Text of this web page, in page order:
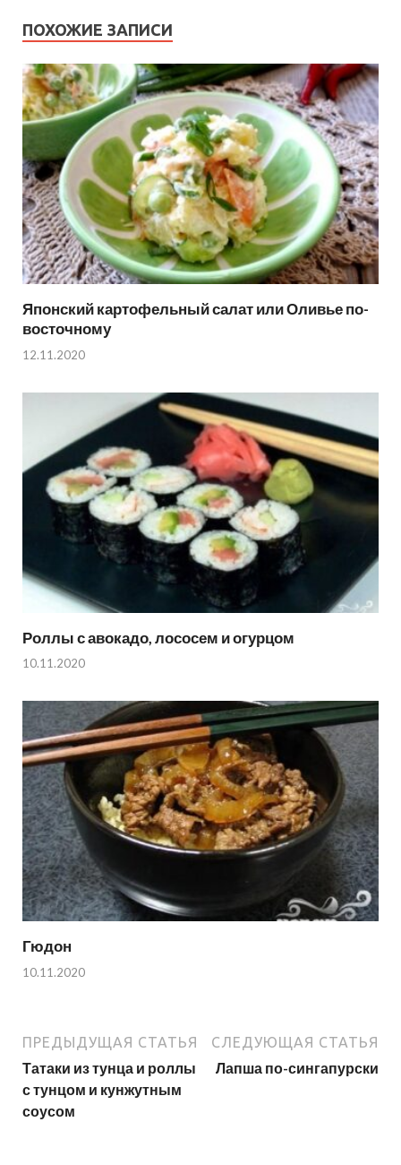
ПОХОЖИЕ ЗАПИСИ
Японский картофельный салат или Оливье по-
восточному
12.11.2020
Роллы с авокадо, лососем и огурцом
10.11.2020
Гюдон
10.11.2020
ПРЕДЫДУЩАЯ СТАТЬЯ
Татаки из тунца и роллы
с тунцом и кунжутным
соусом
СЛЕДУЮЩАЯ СТАТЬЯ
Лапша по-сингапурски